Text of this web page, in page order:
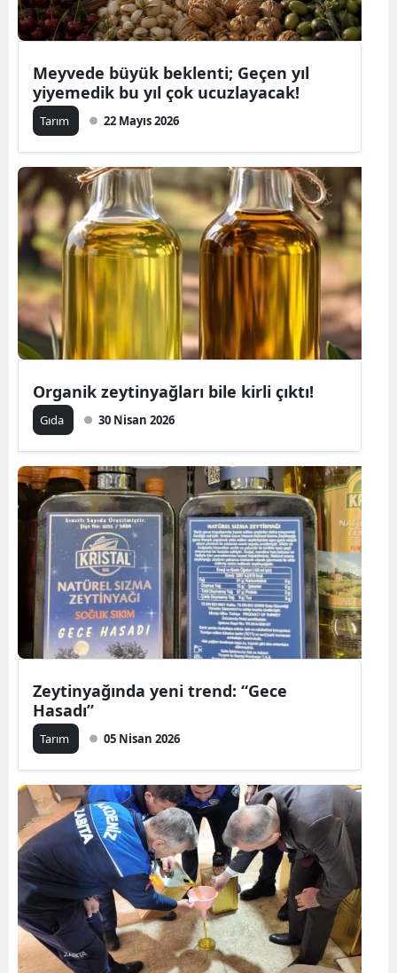
Meyvede büyük beklenti; Geçen yıl
yiyemedik bu yıl çok ucuzlayacak!
Tarım 22 Mayıs 2026
Organik zeytinyağları bile kirli çıktı!
Gıda 30 Nisan 2026
Zeytinyağında yeni trend: “Gece
Hasadı”
Tarım 05 Nisan 2026